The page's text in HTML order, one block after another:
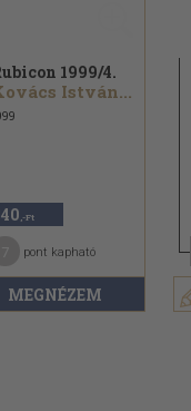
MEGNÉZEM
1999/4.
István...
,-Ft
pont kapható